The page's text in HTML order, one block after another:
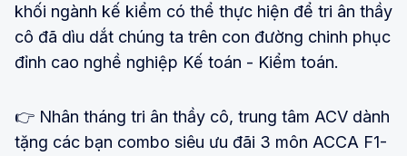
khối ngành kế kiểm có thể thực hiện để tri ân thầy
cô đã dìu dắt chúng ta trên con đường chinh phục
đỉnh cao nghề nghiệp Kế toán - Kiểm toán.
👉 Nhân tháng tri ân thầy cô, trung tâm ACV dành
tặng các bạn combo siêu ưu đãi 3 môn ACCA F1-